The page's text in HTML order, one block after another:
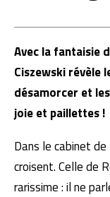
Avec la fantaisie
Ciszewski révèle
désamorcer et
joie et paillettes !
Dans le cabinet
croisent. Celle de
rarissime : il ne